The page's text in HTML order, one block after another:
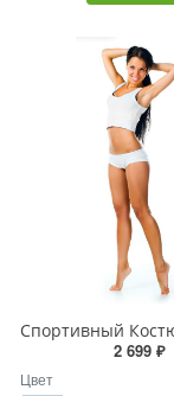
2 699 ₽
Цвет